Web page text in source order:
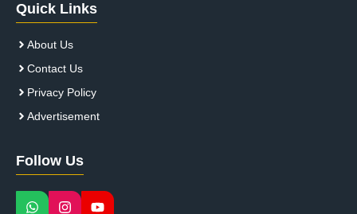
Quick Links
About Us
Contact Us
Privacy Policy
Advertisement
Follow Us